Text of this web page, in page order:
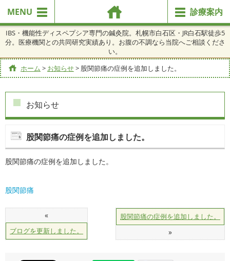
MENU 診療案内
IBS・機能性ディスペプシア専門の鍼灸院。札幌市白石区・JR白石駅徒歩5
分。医療機関との共同研究実績あり。お腹の不調なら当院へご相談くださ
い。
ホーム > お知らせ> 股関節痛の症例を追加しました。
お知らせ
股関節痛の症例を追加しました。
股関節痛の症例を追加しました。
股関節痛
«
ブログを更新しました。
股関節痛の症例を追加しました。
»